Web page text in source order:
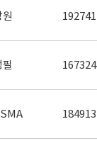
192741
167324
184913